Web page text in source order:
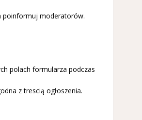
poinformuj moderatorów.
polach formularza podczas
z trescią ogłoszenia.